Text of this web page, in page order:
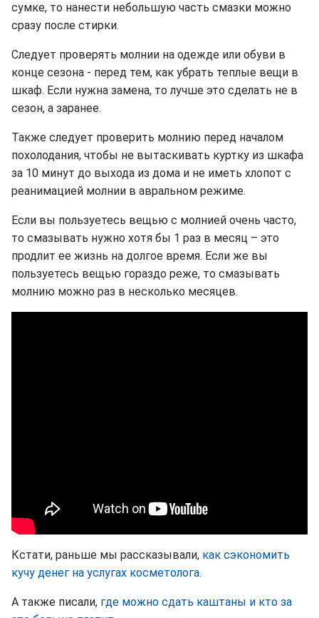
сумке, то нанести небольшую часть смазки можно
сразу после стирки.
Следует проверять молнии на одежде или обуви в
конце сезона - перед тем, как убрать теплые вещи в
шкаф. Если нужна замена, то лучше это сделать не в
сезон, а заранее.
Также следует проверить молнию перед началом
похолодания, чтобы не вытаскивать куртку из шкафа
за 10 минут до выхода из дома и не иметь хлопот с
реанимацией молнии в авральном режиме.
Если вы пользуетесь вещью с молнией очень часто,
то смазывать нужно хотя бы 1 раз в месяц – это
продлит ее жизнь на долгое время. Если же вы
пользуетесь вещью гораздо реже, то смазывать
молнию можно раз в несколько месяцев.
Кстати, раньше мы рассказывали, как сэкономить
кучу денег на услугах косметолога.
А также писали, где можно сдать каштаны и кто за